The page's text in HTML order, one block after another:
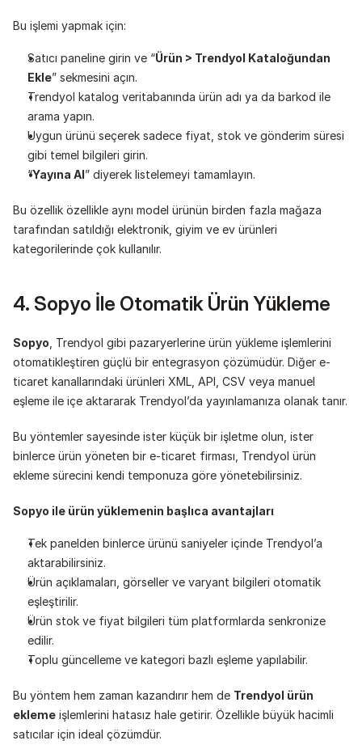
Bu işlemi yapmak için:
Satıcı paneline girin ve “Ürün > Trendyol Kataloğundan
Ekle” sekmesini açın.
Trendyol katalog veritabanında ürün adı ya da barkod ile
arama yapın.
Uygun ürünü seçerek sadece fiyat, stok ve gönderim süresi
gibi temel bilgileri girin.
“Yayına Al” diyerek listelemeyi tamamlayın.
Bu özellik özellikle aynı model ürünün birden fazla mağaza
tarafından satıldığı elektronik, giyim ve ev ürünleri
kategorilerinde çok kullanılır.
4. Sopyo İle Otomatik Ürün Yükleme
Sopyo , Trendyol gibi pazaryerlerine ürün yükleme işlemlerini
otomatikleştiren güçlü bir entegrasyon çözümüdür. Diğer e-
ticaret kanallarındaki ürünleri XML, API, CSV veya manuel
eşleme ile içe aktararak Trendyol’da yayınlamanıza olanak tanır.
Bu yöntemler sayesinde ister küçük bir işletme olun, ister
binlerce ürün yöneten bir e-ticaret firması, Trendyol ürün
ekleme sürecini kendi temponuza göre yönetebilirsiniz.
Sopyo ile ürün yüklemenin başlıca avantajları
Tek panelden binlerce ürünü saniyeler içinde Trendyol’a
aktarabilirsiniz.
Ürün açıklamaları, görseller ve varyant bilgileri otomatik
eşleştirilir.
Ürün stok ve fiyat bilgileri tüm platformlarda senkronize
edilir.
Toplu güncelleme ve kategori bazlı eşleme yapılabilir.
Bu yöntem hem zaman kazandırır hem de Trendyol ürün
ekleme işlemlerini hatasız hale getirir. Özellikle büyük hacimli
satıcılar için ideal çözümdür.